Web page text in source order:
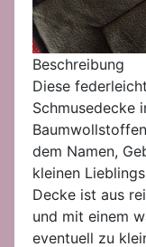
Beschreibung
Diese
Schmusedecke
dem Namen,
kleinen
Decke ist aus
und mit einem
eventuell zu